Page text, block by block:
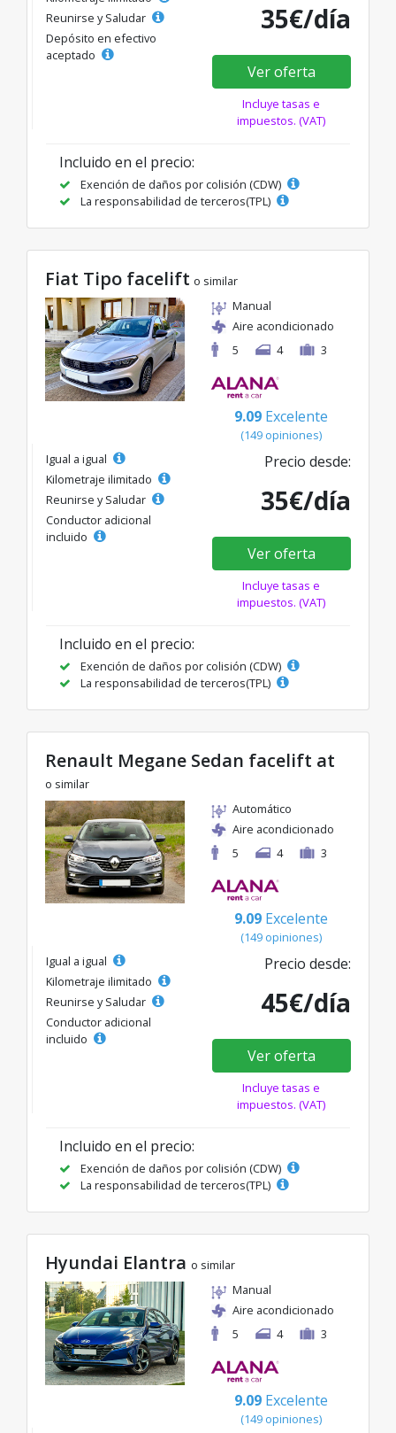
Reunirse y Saludar
Depósito en efectivo
aceptado
35€/día
Ver oferta
Incluye tasas e
impuestos. (VAT)
Incluido en el precio:
Exención de daños por colisión (CDW)
La responsabilidad de terceros(TPL)
Fiat Tipo facelift o similar
Manual
Aire acondicionado
5
4 3
9.09 Excelente
(149 opiniones)
Igual a igual
Kilometraje ilimitado
Reunirse y Saludar
Conductor adicional
incluido
Precio desde:
35€/día
Ver oferta
Incluye tasas e
impuestos. (VAT)
Incluido en el precio:
Exención de daños por colisión (CDW)
La responsabilidad de terceros(TPL)
Renault Megane Sedan facelift at
o similar
Automático
Aire acondicionado
5
4 3
9.09 Excelente
(149 opiniones)
Igual a igual
Kilometraje ilimitado
Reunirse y Saludar
Conductor adicional
incluido
Precio desde:
45€/día
Ver oferta
Incluye tasas e
impuestos. (VAT)
Incluido en el precio:
Exención de daños por colisión (CDW)
La responsabilidad de terceros(TPL)
Hyundai Elantra o similar
Manual
Aire acondicionado
5
4 3
9.09 Excelente
(149 opiniones)